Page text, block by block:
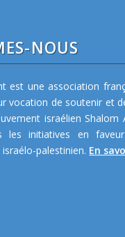
NOUS
est une association
vocation de soutenir et
israélien Shalom
les initiatives en faveur
palestinien. En